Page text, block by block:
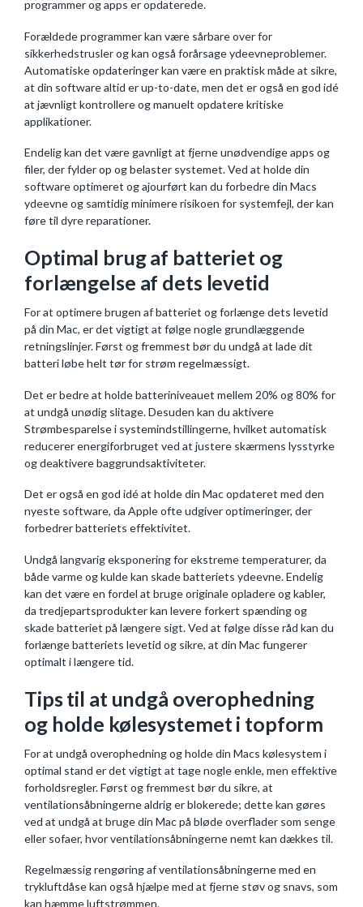
programmer og apps er opdaterede.
Forældede programmer kan være sårbare over for
sikkerhedstrusler og kan også forårsage ydeevneproblemer.
Automatiske opdateringer kan være en praktisk måde at sikre,
at din software altid er up-to-date, men det er også en god idé
at jævnligt kontrollere og manuelt opdatere kritiske
applikationer.
Endelig kan det være gavnligt at fjerne unødvendige apps og
filer, der fylder op og belaster systemet. Ved at holde din
software optimeret og ajourført kan du forbedre din Macs
ydeevne og samtidig minimere risikoen for systemfejl, der kan
føre til dyre reparationer.
Optimal brug af batteriet og
forlængelse af dets levetid
For at optimere brugen af batteriet og forlænge dets levetid
på din Mac, er det vigtigt at følge nogle grundlæggende
retningslinjer. Først og fremmest bør du undgå at lade dit
batteri løbe helt tør for strøm regelmæssigt.
Det er bedre at holde batteriniveauet mellem 20% og 80% for
at undgå unødig slitage. Desuden kan du aktivere
Strømbesparelse i systemindstillingerne, hvilket automatisk
reducerer energiforbruget ved at justere skærmens lysstyrke
og deaktivere baggrundsaktiviteter.
Det er også en god idé at holde din Mac opdateret med den
nyeste software, da Apple ofte udgiver optimeringer, der
forbedrer batteriets effektivitet.
Undgå langvarig eksponering for ekstreme temperaturer, da
både varme og kulde kan skade batteriets ydeevne. Endelig
kan det være en fordel at bruge originale opladere og kabler,
da tredjepartsprodukter kan levere forkert spænding og
skade batteriet på længere sigt. Ved at følge disse råd kan du
forlænge batteriets levetid og sikre, at din Mac fungerer
optimalt i længere tid.
Tips til at undgå overophedning
og holde kølesystemet i topform
For at undgå overophedning og holde din Macs kølesystem i
optimal stand er det vigtigt at tage nogle enkle, men effektive
forholdsregler. Først og fremmest bør du sikre, at
ventilationsåbningerne aldrig er blokerede; dette kan gøres
ved at undgå at bruge din Mac på bløde overflader som senge
eller sofaer, hvor ventilationsåbningerne nemt kan dækkes til.
Regelmæssig rengøring af ventilationsåbningerne med en
trykluftdåse kan også hjælpe med at fjerne støv og snavs, som
kan hæmme luftstrømmen.